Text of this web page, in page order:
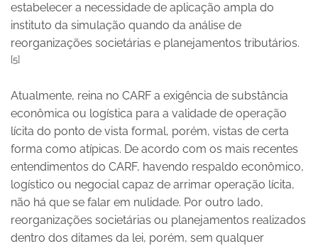
estabelecer a necessidade de aplicação ampla do
instituto da simulação quando da análise de
reorganizações societárias e planejamentos tributários.
[5]
Atualmente, reina no CARF a exigência de substância
econômica ou logística para a validade de operação
lícita do ponto de vista formal, porém, vistas de certa
forma como atípicas. De acordo com os mais recentes
entendimentos do CARF, havendo respaldo econômico,
logístico ou negocial capaz de arrimar operação lícita,
não há que se falar em nulidade. Por outro lado,
reorganizações societárias ou planejamentos realizados
dentro dos ditames da lei, porém, sem qualquer